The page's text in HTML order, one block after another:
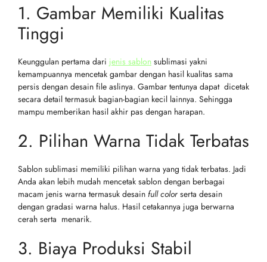
1. Gambar Memiliki Kualitas
Tinggi
Keunggulan pertama dari jenis sablon sublimasi yakni
kemampuannya mencetak gambar dengan hasil kualitas sama
persis dengan desain file aslinya. Gambar tentunya dapat dicetak
secara detail termasuk bagian-bagian kecil lainnya. Sehingga
mampu memberikan hasil akhir pas dengan harapan.
2. Pilihan Warna Tidak Terbatas
Sablon sublimasi memiliki pilihan warna yang tidak terbatas. Jadi
Anda akan lebih mudah mencetak sablon dengan berbagai
macam jenis warna termasuk desain full color serta desain
dengan gradasi warna halus. Hasil cetakannya juga berwarna
cerah serta menarik.
3. Biaya Produksi Stabil